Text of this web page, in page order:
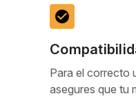
check_circle
Para el correcto
asegures que tu